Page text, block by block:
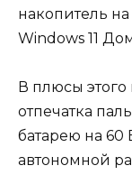
накопитель
Windows 11
В плюсы этого
отпечатка
батарею на 60
автономной